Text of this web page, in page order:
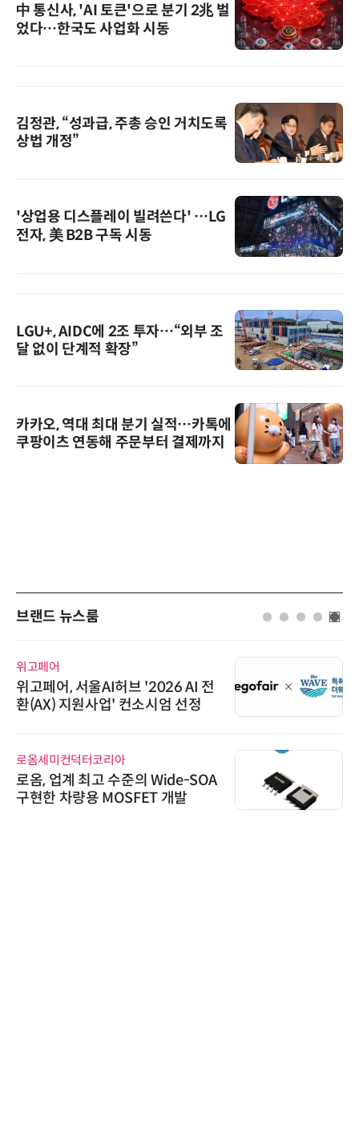
中 통신사, 'AI 토큰'으로 분기 2兆 벌
었다…한국도 사업화 시동
김정관, “성과급, 주총 승인 거치도록
상법 개정”
'상업용 디스플레이 빌려쓴다' …LG
전자, 美 B2B 구독 시동
LGU+, AIDC에 2조 투자…“외부 조
달 없이 단계적 확장”
카카오, 역대 최대 분기 실적…카톡에
쿠팡이츠 연동해 주문부터 결제까지
브랜드 뉴스룸
위고페어
위고페어, 서울AI허브 '2026 AI 전
환(AX) 지원사업' 컨소시엄 선정
로옴세미컨덕터코리아
로옴, 업계 최고 수준의 Wide-SOA
구현한 차량용 MOSFET 개발